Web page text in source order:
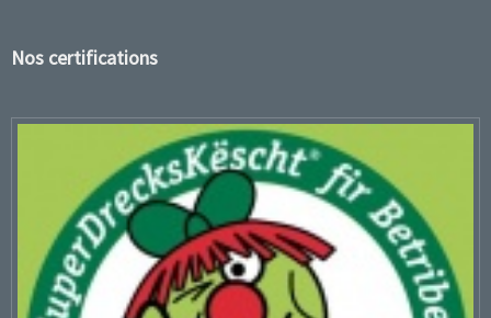
Nos certifications